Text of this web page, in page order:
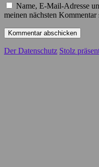
Name, E-Mail-Adresse
meinen nächsten Kommentar
Der Datenschutz Stolz